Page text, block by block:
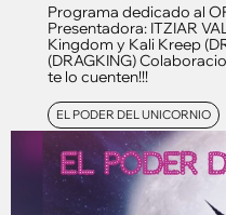
Programa dedicado al
Presentadora: ITZIAR
Kingdom y Kali Kreep
(DRAGKING)
te lo cuenten!!!
EL PODER DEL UNICORNIO